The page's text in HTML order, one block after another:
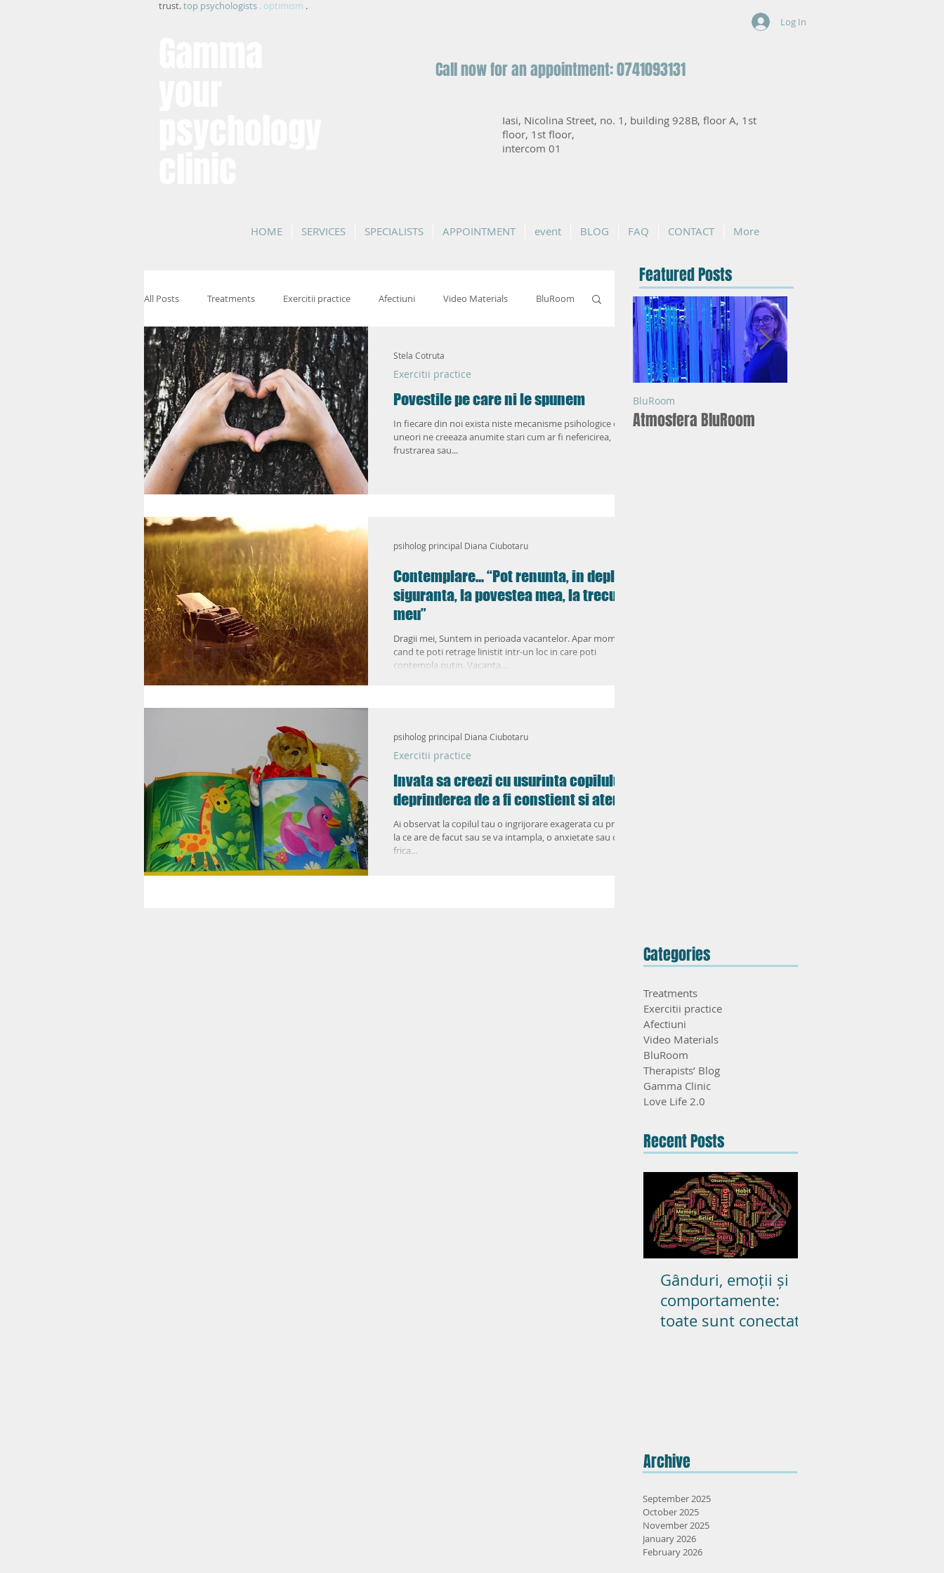
trust.top psychologists . optimism .
Log In
Call now for an appointment: 0741093131
Iasi, Nicolina Street, no. 1, building 928B, floor A, 1st
floor, 1st floor,
intercom 01
HOME SERVICES SPECIALISTS APPOINTMENT event BLOG FAQ CONTACT More
All Posts Treatments Exercitii practice Afectiuni Video Materials BluRoom
Therapists’ Blog Gamma Clinic Love Life 2.0
Povestile pe care ni le spunem
In fiecare din noi exista niste mecanisme psihologice care
uneori ne creeaza anumite stari cum ar fi nefericirea,
frustrarea sau...
Exercitii practice
Stela Cotruta
Contemplare... “Pot renunta, in deplina
siguranta, la povestea mea, la trecutul
meu”
Dragii mei, Suntem in perioada vacantelor. Apar momente
cand te poti retrage linistit intr-un loc in care poti
contempla putin. Vacanta...
psiholog principal Diana Ciubotaru
Invata sa creezi cu usurinta copilului
deprinderea de a fi constient si atent
Ai observat la copilul tau o ingrijorare exagerata cu privire
la ce are de facut sau se va intampla, o anxietate sau o
frica...
Exercitii practice
psiholog principal Diana Ciubotaru
Featured Posts
Atmosfera BluRoom
BluRoom
Categories
Treatments
Exercitii practice
Afectiuni
Video Materials
BluRoom
Therapists’ Blog
Gamma Clinic
Love Life 2.0
Recent Posts
Gânduri, emoții și
comportamente:
toate sunt conectate
Archive
September 2025
October 2025
November 2025
January 2026
February 2026